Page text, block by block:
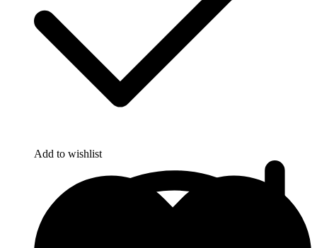
Add to wishlist